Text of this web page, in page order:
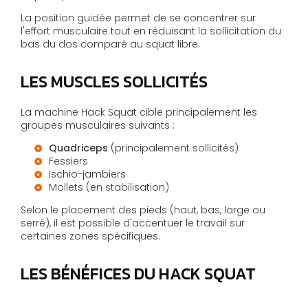
La position guidée permet de se concentrer sur
l'effort musculaire tout en réduisant la sollicitation du
bas du dos comparé au squat libre.
LES MUSCLES SOLLICITÉS
La machine Hack Squat cible principalement les
groupes musculaires suivants :
Quadriceps (principalement sollicités)
Fessiers
Ischio-jambiers
Mollets (en stabilisation)
Selon le placement des pieds (haut, bas, large ou
serré), il est possible d'accentuer le travail sur
certaines zones spécifiques.
LES BÉNÉFICES DU HACK SQUAT